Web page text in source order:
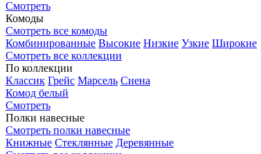
Смотреть
Комоды
Смотреть все комоды
Комбинированные Высокие Низкие Узкие Широкие
Смотреть все коллекции
По коллекции
Классик Грейс Марсель Сиена
Комод белый
Смотреть
Полки навесные
Смотреть полки навесные
Книжные Стеклянные Деревянные